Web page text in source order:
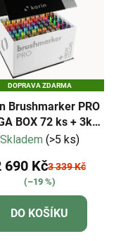
DOPRAVA ZDARMA
Brushmarker PRO
BOX 72 ks + 3ks
Blender
Skladem (>5 ks)
690 Kč3 339 Kč
(–19 %)
DO KOŠÍKU